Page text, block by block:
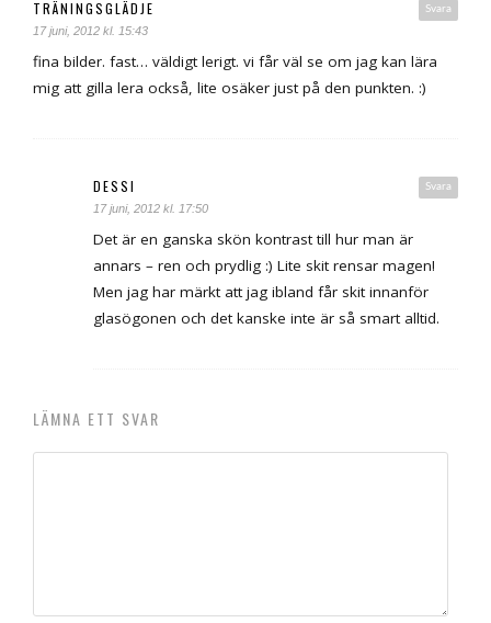
Svara
TRÄNINGSGLÄDJE
17 juni, 2012 kl. 15:43
fina bilder. fast… väldigt lerigt. vi får väl se om jag kan lära
mig att gilla lera också, lite osäker just på den punkten. :)
Svara
DESSI
17 juni, 2012 kl. 17:50
Det är en ganska skön kontrast till hur man är
annars – ren och prydlig :) Lite skit rensar magen!
Men jag har märkt att jag ibland får skit innanför
glasögonen och det kanske inte är så smart alltid.
LÄMNA ETT SVAR